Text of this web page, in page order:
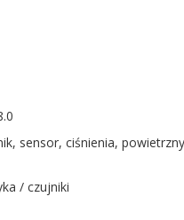
sensor, ciśnienia,
/ czujniki